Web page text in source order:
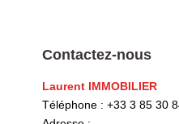
Contactez-nous
Laurent IMMOBILIER
Téléphone : +33 3 85 30